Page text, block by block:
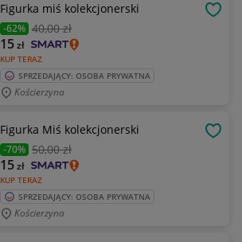
Figurka miś kolekcjonerski
-62% 40,00 zł
KUP TERAZ
15zł
SPRZEDAJĄCY: OSOBA PRYWATNA
Kościerzyna
Figurka Miś kolekcjonerski
-70% 50,00 zł
KUP TERAZ
15zł
SPRZEDAJĄCY: OSOBA PRYWATNA
Kościerzyna